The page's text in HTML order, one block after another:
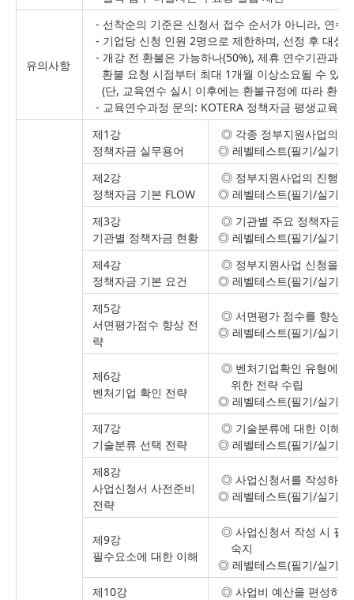
유의사항
- 선착순의 기준은 신청서 접수 순서가 아니라, 연수
- 기업당 신청 인원 2명으로 제한하며, 선정 후 대상
- 개강 전 환불은 가능하나(50%), 제휴 연수기관과
환불 요청 시점부터 최대 1개월 이상소요될 수 있음
(단, 교육연수 실시 이후에는 환불규정에 따라 환불
- 교육연수과정 문의: KOTERA 정책자금 평생교육
제1강
정책자금 실무용어
◎ 각종 정부지원사업의
◎ 레벨테스트(필기/실기시
제2강
정책자금 기본 FLOW
◎ 정부지원사업의 진행절
◎ 레벨테스트(필기/실기시
제3강
기관별 정책자금 현황
◎ 기관별 주요 정책자금
◎ 레벨테스트(필기/실기시
제4강
정책자금 기본 요건
◎ 정부지원사업 신청을
◎ 레벨테스트(필기/실기시
제5강
서면평가점수 향상 전
략
◎ 서면평가 점수를 향상
◎ 레벨테스트(필기/실기시
제6강
벤처기업 확인 전략
◎ 벤처기업확인 유형에
위한 전략 수립
◎ 레벨테스트(필기/실기시
제7강
기술분류 선택 전략
◎ 기술분류에 대한 이해
◎ 레벨테스트(필기/실기시
제8강
사업신청서 사전준비
전략
◎ 사업신청서를 작성하기
◎ 레벨테스트(필기/실기시
제9강
필수요소에 대한 이해
◎ 사업신청서 작성 시 필
숙지
◎ 레벨테스트(필기/실기시
제10강
◎ 사업비 예산을 편성하